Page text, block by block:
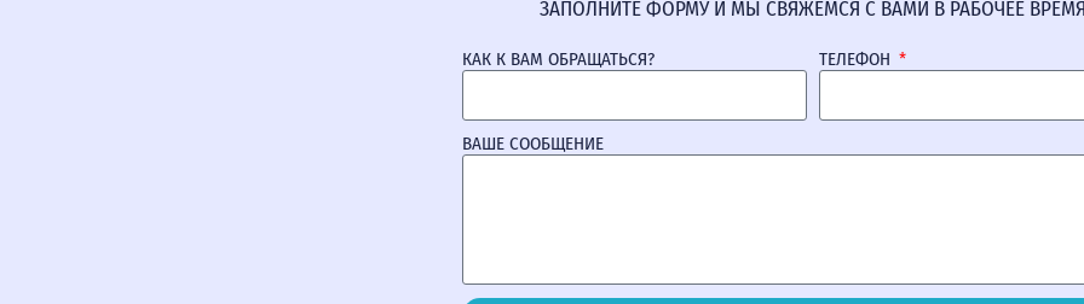
ЗАПОЛНИТЕ ФОРМУ И МЫ СВЯЖЕМСЯ С ВАМИ В РАБОЧЕЕ ВРЕМЯ
КАК К ВАМ ОБРАЩАТЬСЯ? ТЕЛЕФОН
ВАШЕ СООБЩЕНИЕ